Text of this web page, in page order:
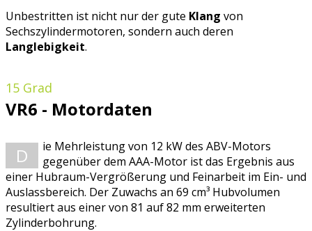
Unbestritten ist nicht nur der gute Klang von
Sechszylindermotoren, sondern auch deren
Langlebigkeit.
15 Grad
VR6 - Motordaten
D
ie Mehrleistung von 12 kW des ABV-Motors
gegenüber dem AAA-Motor ist das Ergebnis aus
einer Hubraum-Vergrößerung und Feinarbeit im Ein- und
Auslassbereich. Der Zuwachs an 69 cm³ Hubvolumen
resultiert aus einer von 81 auf 82 mm erweiterten
Zylinderbohrung.